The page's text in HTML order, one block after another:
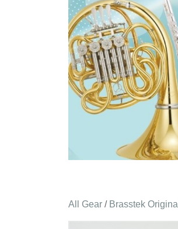
All Gear / Brasstek Original